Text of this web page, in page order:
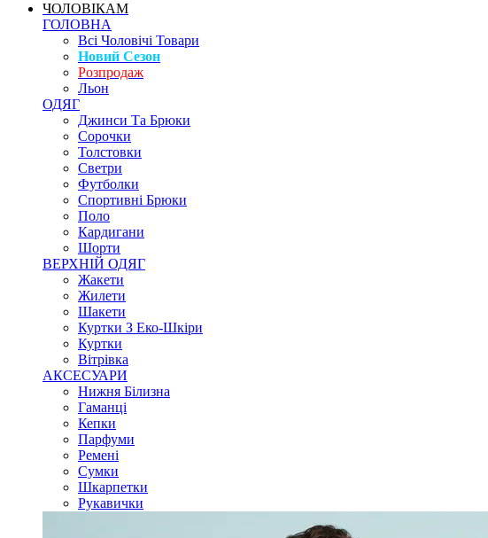
ЧОЛОВІКАМ
ГОЛОВНА
Всі Чоловічі Товари
Новий Сезон
Розпродаж
Льон
ОДЯГ
Джинси Та Брюки
Сорочки
Толстовки
Светри
Футболки
Спортивні Брюки
Поло
Кардигани
Шорти
ВЕРХНІЙ ОДЯГ
Жакети
Жилети
Шакети
Куртки З Еко-Шкіри
Куртки
Вітрівка
АКСЕСУАРИ
Нижня Білизна
Гаманці
Кепки
Парфуми
Ремені
Сумки
Шкарпетки
Рукавички